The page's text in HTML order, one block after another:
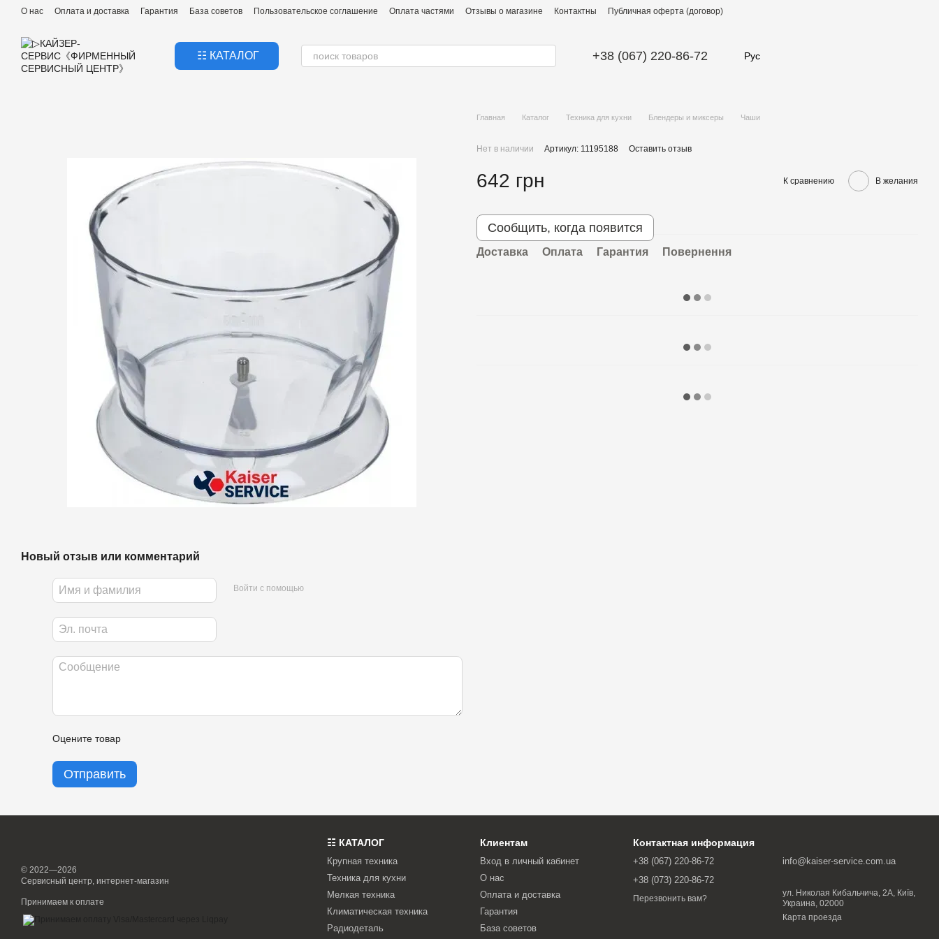
Перейти к основному контенту
О нас Оплата и доставка Гарантия База советов Пользовательское соглашение Оплата частями Отзывы о магазине Контактны Публичная оферта (договор)
☷ КАТАЛОГ +38 (067) 220-86-72 Рус
Новый отзыв или комментарий
Войти с помощью
Оцените товар
Отправить
Главная Каталог Техника для кухни Блендеры и миксеры Чаши
Нет в наличии Артикул: 11195188 Оставить отзыв
642 грн К сравнению В желания
Сообщить, когда появится
Доставка Оплата Гарантия Повернення
© 2022—2026
Сервисный центр, интернет-магазин
Принимаем к оплате
☷ КАТАЛОГ
Крупная техника
Техника для кухни
Мелкая техника
Климатическая техника
Радиодеталь
Клиентам
Вход в личный кабинет
О нас
Оплата и доставка
Гарантия
База советов
Контактная информация
+38 (067) 220-86-72
+38 (073) 220-86-72
Перезвонить вам?
info@kaiser-service.com.ua
ул. Николая Кибальчича, 2А, Київ,
Украина, 02000
Карта проезда